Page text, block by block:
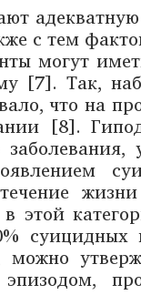
с тем
могут
[7]. Так,
что на
[8].
этой